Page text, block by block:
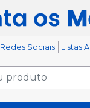
Redes Sociais Listas